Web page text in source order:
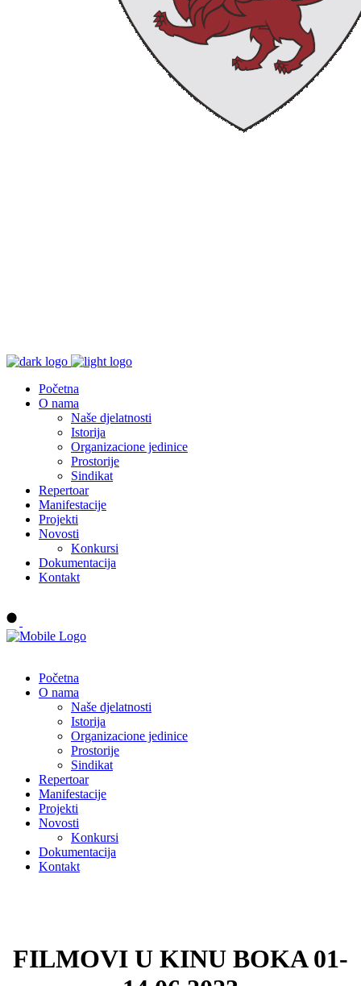
Početna
O nama
Naše djelatnosti
Istorija
Organizacione jedinice
Prostorije
Sindikat
Repertoar
Manifestacije
Projekti
Novosti
Konkursi
Dokumentacija
Kontakt
Početna
O nama
Naše djelatnosti
Istorija
Organizacione jedinice
Prostorije
Sindikat
Repertoar
Manifestacije
Projekti
Novosti
Konkursi
Dokumentacija
Kontakt
FILMOVI U KINU BOKA 01-